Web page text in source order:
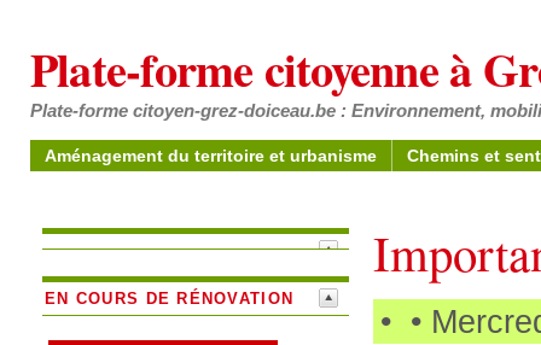
Plate-forme citoyenne à
Plate-forme citoyen-grez-doiceau.be : Environnement,
Aménagement du territoire et urbanisme Chemins et
EN COURS DE RÉNOVATION
• •